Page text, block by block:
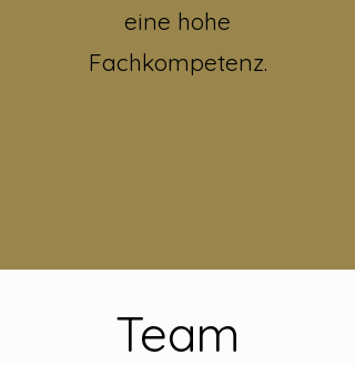
eine hohe
Fachkompetenz.
Team